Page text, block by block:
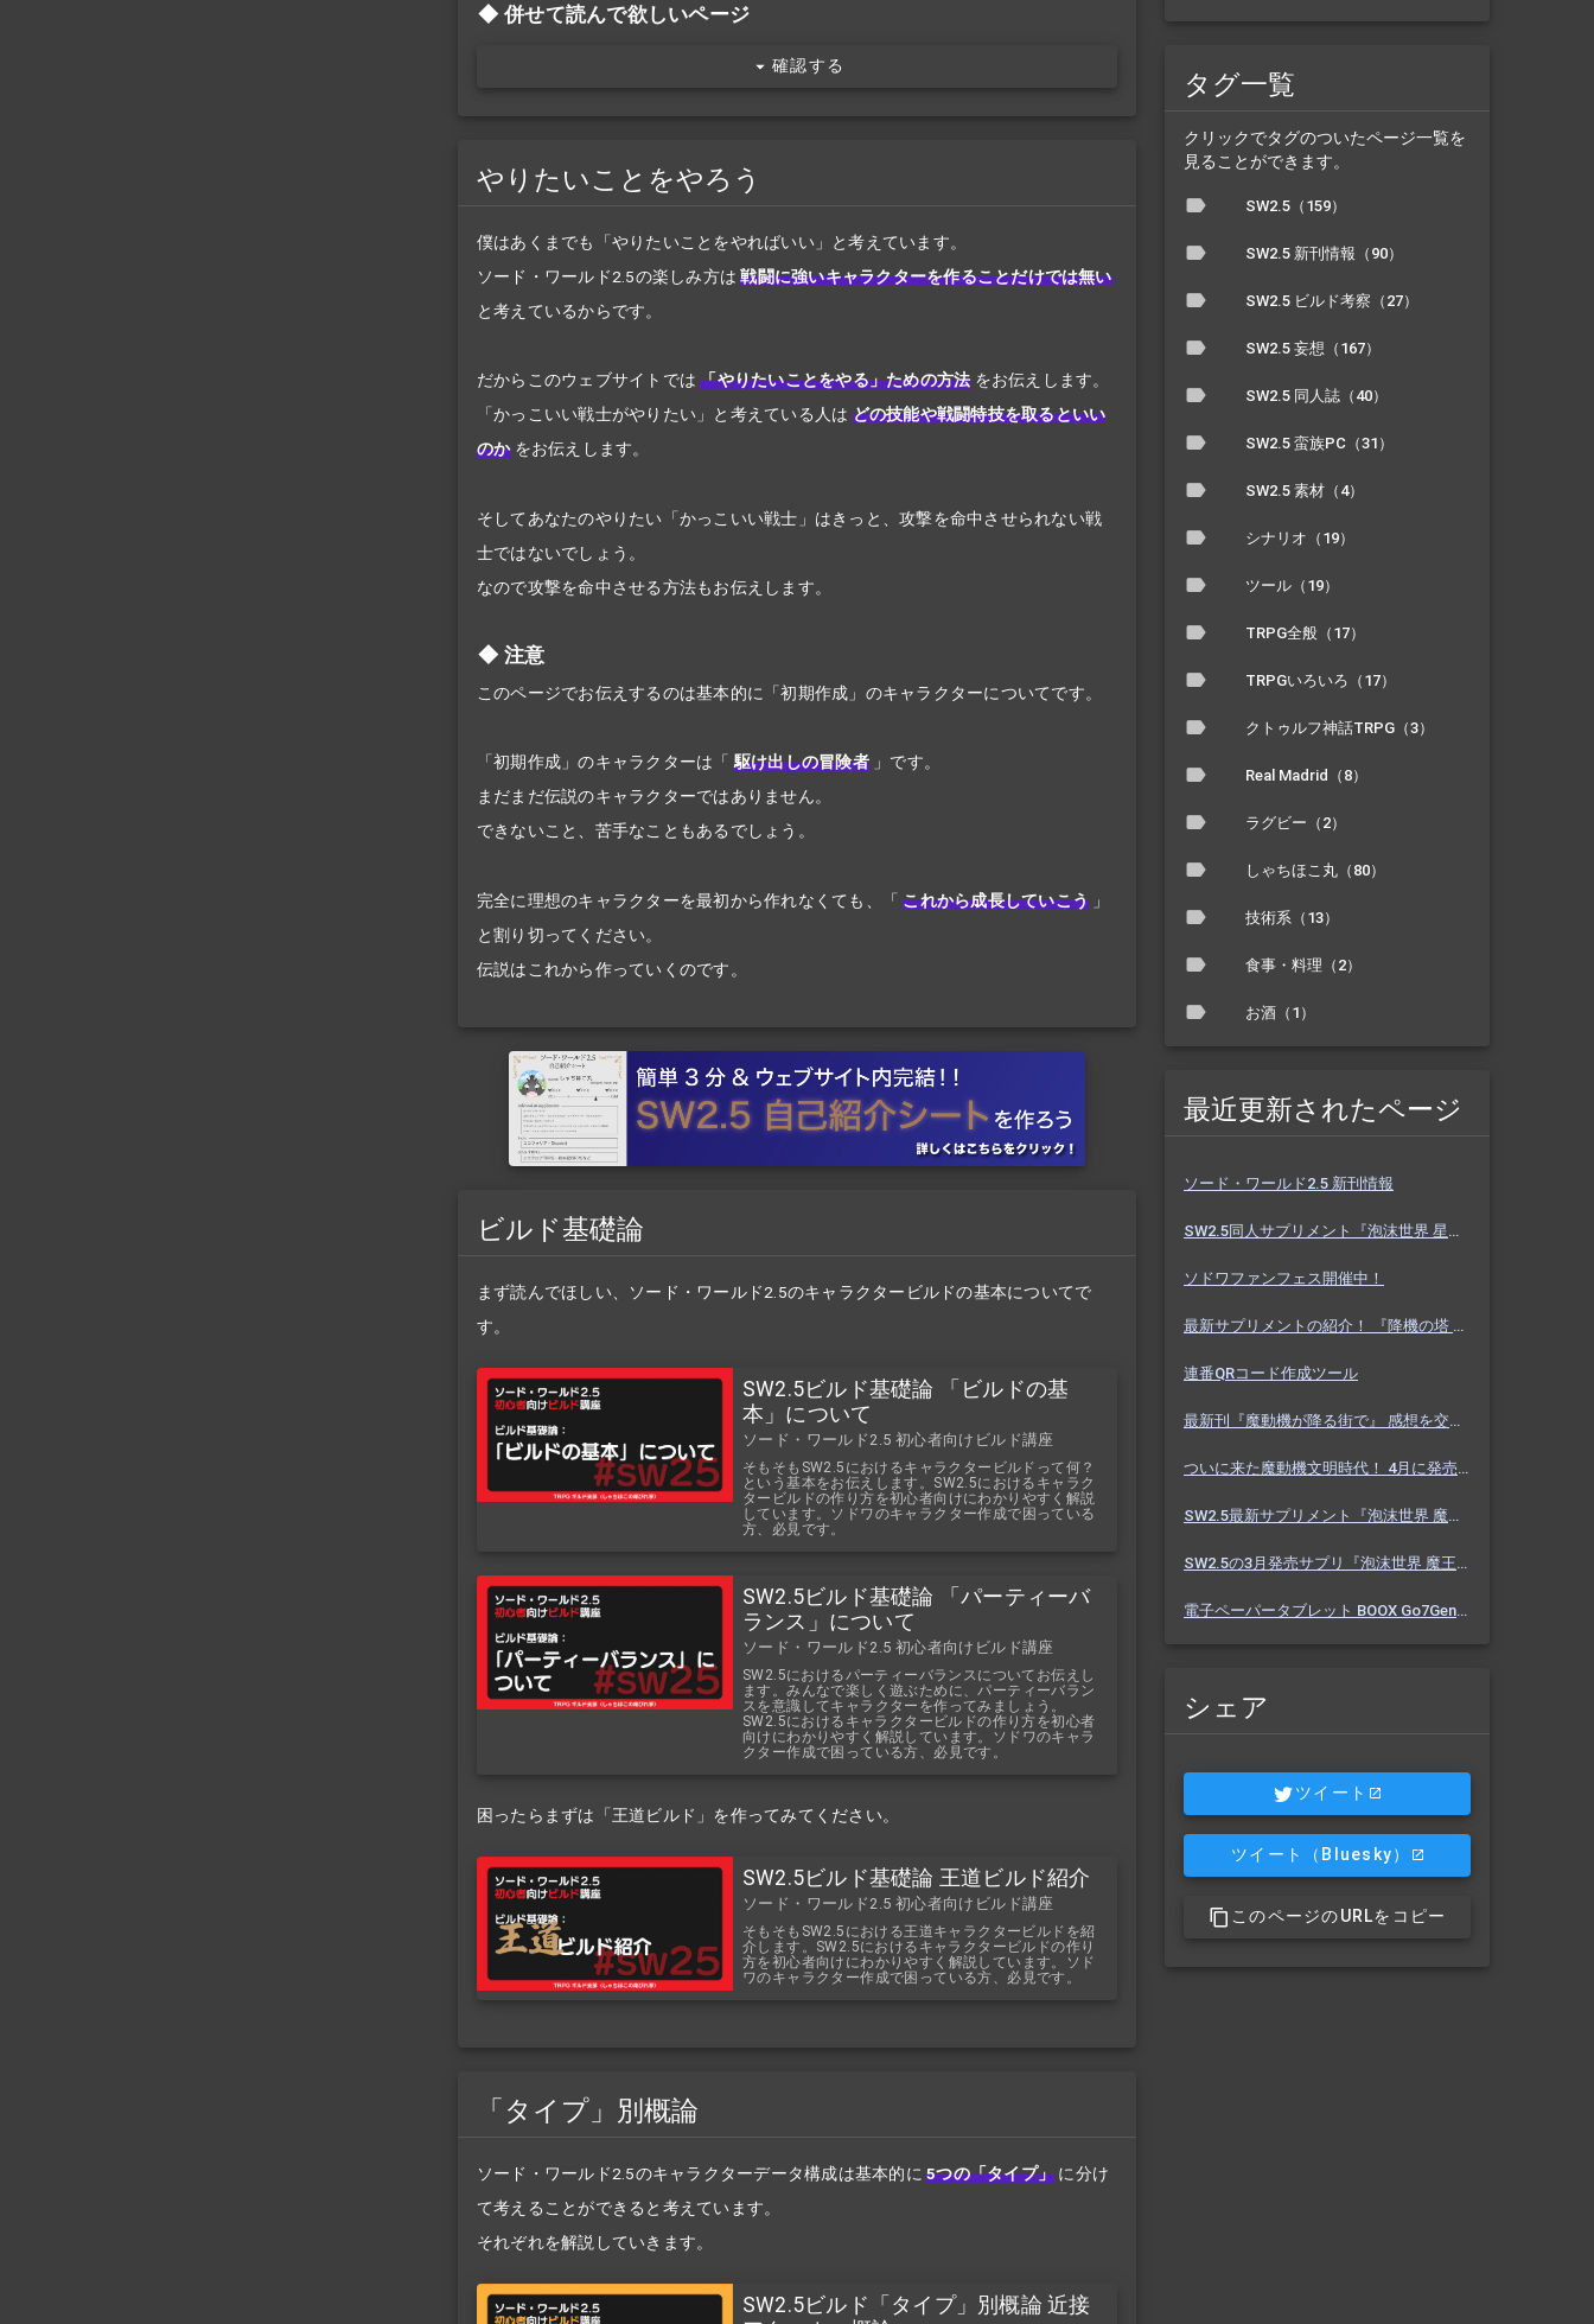
併せて読んで欲しいページ
確認する
やりたいことをやろう
僕はあくまでも「やりたいことをやればいい」と考えています。
ソード・ワールド2.5の楽しみ方は 戦闘に強いキャラクターを作ることだけでは無い
と考えているからです。
だからこのウェブサイトでは 「やりたいことをやる」ための方法 をお伝えします。
「かっこいい戦士がやりたい」と考えている人は どの技能や戦闘特技を取るといい
のか をお伝えします。
そしてあなたのやりたい「かっこいい戦士」はきっと、攻撃を命中させられない戦
士ではないでしょう。
なので攻撃を命中させる方法もお伝えします。
注意
このページでお伝えするのは基本的に「初期作成」のキャラクターについてです。
「初期作成」のキャラクターは 「駆け出しの冒険者」 です。
まだまだ伝説のキャラクターではありません。
できないこと、苦手なこともあるでしょう。
完全に理想のキャラクターを最初から作れなくても、「 これから成長していこう 」
と割り切ってください。
伝説はこれから作っていくのです。
ビルド基礎論
まず読んでほしい、ソード・ワールド2.5のキャラクタービルドの基本についてで
す。
SW2.5ビルド基礎論 「ビルドの基
本」について
ソード・ワールド2.5 初心者向けビルド講座
そもそもSW2.5におけるキャラクタービルドって何？
という基本をお伝えします。SW2.5におけるキャラク
タービルドの作り方を初心者向けにわかりやすく解説
しています。ソドワのキャラクター作成で困っている
方、必見です。
SW2.5ビルド基礎論 「パーティーバ
ランス」について
ソード・ワールド2.5 初心者向けビルド講座
SW2.5におけるパーティーバランスについてお伝えし
ます。みんなで楽しく遊ぶために、パーティーバラン
スを意識してキャラクターを作ってみましょう。
SW2.5におけるキャラクタービルドの作り方を初心者
向けにわかりやすく解説しています。ソドワのキャラ
クター作成で困っている方、必見です。
困ったらまずは「王道ビルド」を作ってみてください。
SW2.5ビルド基礎論 王道ビルド紹介
ソード・ワールド2.5 初心者向けビルド講座
そもそもSW2.5における王道キャラクタービルドを紹
介します。SW2.5におけるキャラクタービルドの作り
方を初心者向けにわかりやすく解説しています。ソド
ワのキャラクター作成で困っている方、必見です。
「タイプ」別概論
ソード・ワールド2.5のキャラクターデータ構成は基本的に 5つの「タイプ」 に分け
て考えることができると考えています。
それぞれを解説していきます。
SW2.5ビルド「タイプ」別概論 近接
タグ一覧
クリックでタグのついたページ一覧を
見ることができます。
SW2.5（159）
SW2.5 新刊情報（90）
SW2.5 ビルド考察（27）
SW2.5 妄想（167）
SW2.5 同人誌（40）
SW2.5 蛮族PC（31）
SW2.5 素材（4）
シナリオ（19）
ツール（19）
TRPG全般（17）
TRPGいろいろ（17）
クトゥルフ神話TRPG（3）
Real Madrid（8）
ラグビー（2）
しゃちほこ丸（80）
技術系（13）
食事・料理（2）
お酒（1）
最近更新されたページ
ソード・ワールド2.5 新刊情報
SW2.5同人サプリメント『泡沫世界 星と砂のノクターン』 #ホスノク
ソドワファンフェス開催中！
最新サプリメントの紹介！ 『降機の塔 ヴァセーゴ』 魔動機好きなら必見！ 随伴魔動機と旅に出よう！
連番QRコード作成ツール
最新刊『魔動機が降る街で』 感想を交えて紹介します！ 魔動機テーマの小説！ おもしろいデータも多数！
ついに来た魔動機文明時代！ 4月に発売のソドワ最新刊 『魔動機が降る街で』 紹介・予想・考察！
SW2.5最新サプリメント『泡沫世界 魔王宮殿』 バーっと読んだ感想を交えて紹介します！！
SW2.5の3月発売サプリ『泡沫世界 魔王宮殿』 これまでにわかった内容を予想を交えて紹介
電子ペーパータブレット BOOX Go7Gen2 購入しました【Eink】
シェア
ツイート
ツイート （Bluesky）
このページのURLをコピー